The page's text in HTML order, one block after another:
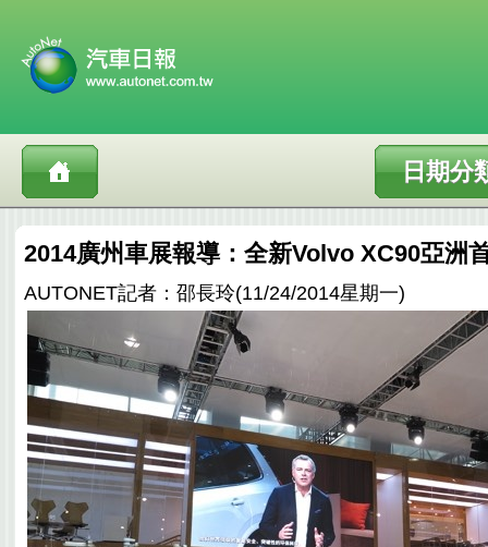
日期分
2014廣州車展報導：全新Volvo XC90亞洲
AUTONET記者：邵長玲(11/24/2014星期一)